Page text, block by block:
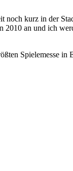
noch kurz in der
2010 an und ich
Spielemesse in